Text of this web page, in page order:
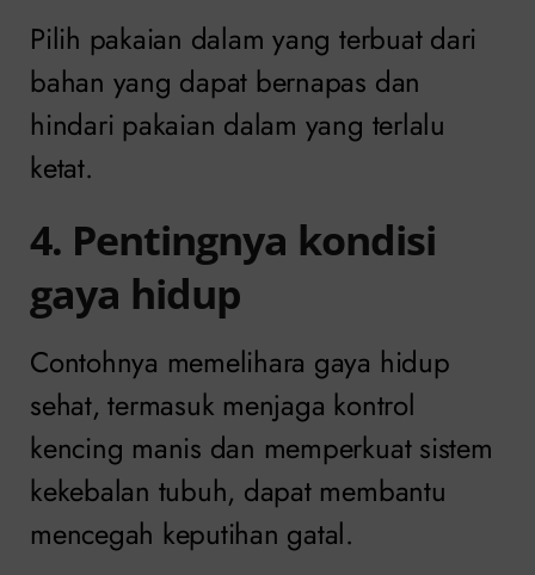
Pilih pakaian dalam yang terbuat dari
bahan yang dapat bernapas dan
hindari pakaian dalam yang terlalu
ketat.
4. Pentingnya kondisi
gaya hidup
Contohnya memelihara gaya hidup
sehat, termasuk menjaga kontrol
kencing manis dan memperkuat sistem
kekebalan tubuh, dapat membantu
mencegah keputihan gatal.